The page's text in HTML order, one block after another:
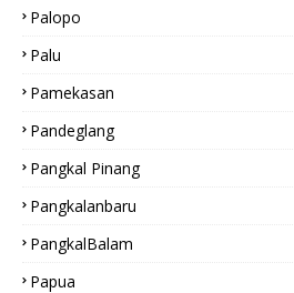
Palopo
Palu
Pamekasan
Pandeglang
Pangkal Pinang
Pangkalanbaru
PangkalBalam
Papua